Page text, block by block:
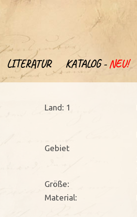
LITERATUR KATALOG -NEU!
Land: 1
Gebiet
Größe:
Material: